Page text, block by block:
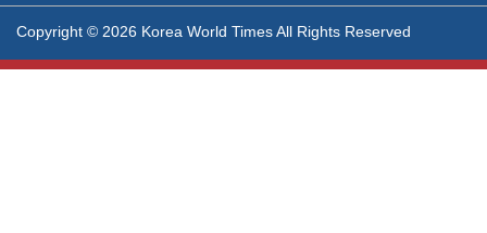
Copyright © 2026 Korea World Times All Rights Reserved